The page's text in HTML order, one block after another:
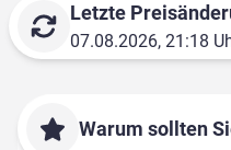
Letzte
07.08.2026, 21:18
Warum sollten